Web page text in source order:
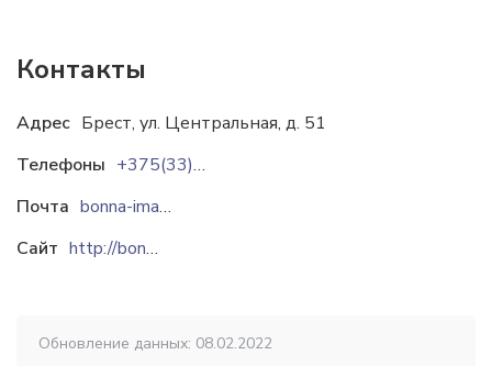
Контакты
Адрес Брест, ул. Центральная, д. 51
Телефоны
+375(33)607-58-52
Почта
bonna-image@mail.ru
Сайт
http://bonnaimage.ru
Обновление данных: 08.02.2022